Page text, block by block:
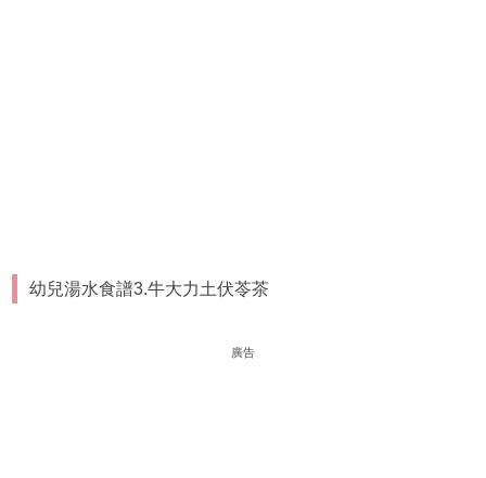
幼兒湯水食譜3.牛大力土伏苓茶
廣告